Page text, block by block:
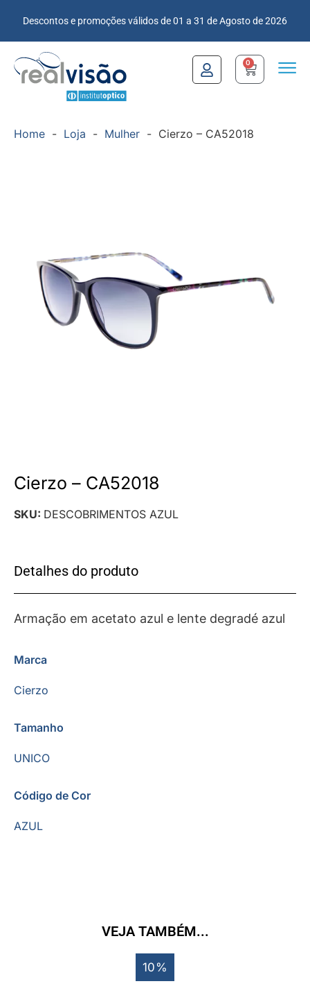
Descontos e promoções válidos de 01 a 31 de Agosto de 2026
0
Home - Loja - Mulher - Cierzo – CA52018
Cierzo – CA52018
SKU: DESCOBRIMENTOS AZUL
Detalhes do produto
Armação em acetato azul e lente degradé azul
Marca
Cierzo
Tamanho
UNICO
Código de Cor
AZUL
VEJA TAMBÉM...
10%